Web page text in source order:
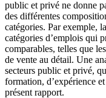
public et privé ne donne
des différentes
catégories. Par exemple,
catégories d’emplois qui
comparables, telles que
de vente au détail. Une
secteurs public et privé,
formation, d’expérience
présent rapport.